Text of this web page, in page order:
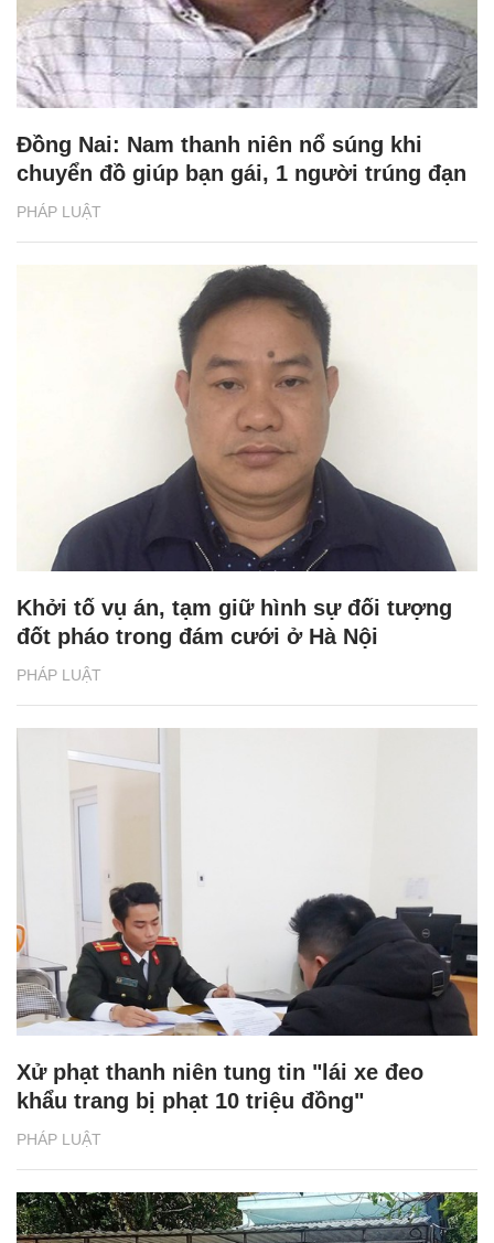
PHÁP LUẬT
Đồng Nai: Nam thanh niên nổ súng khi
chuyển đồ giúp bạn gái, 1 người trúng đạn
PHÁP LUẬT
Khởi tố vụ án, tạm giữ hình sự đối tượng
đốt pháo trong đám cưới ở Hà Nội
PHÁP LUẬT
Xử phạt thanh niên tung tin "lái xe đeo
khẩu trang bị phạt 10 triệu đồng"